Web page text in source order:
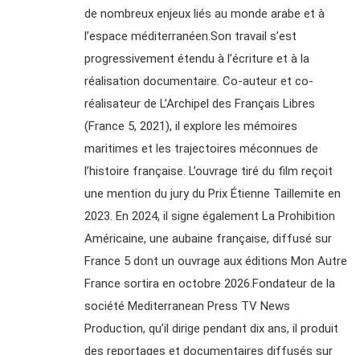
de nombreux enjeux liés au monde arabe et à
l’espace méditerranéen.Son travail s’est
progressivement étendu à l’écriture et à la
réalisation documentaire. Co-auteur et co-
réalisateur de L’Archipel des Français Libres
(France 5, 2021), il explore les mémoires
maritimes et les trajectoires méconnues de
l’histoire française. L’ouvrage tiré du film reçoit
une mention du jury du Prix Étienne Taillemite en
2023. En 2024, il signe également La Prohibition
Américaine, une aubaine française, diffusé sur
France 5 dont un ouvrage aux éditions Mon Autre
France sortira en octobre 2026.Fondateur de la
société Mediterranean Press TV News
Production, qu’il dirige pendant dix ans, il produit
des reportages et documentaires diffusés sur